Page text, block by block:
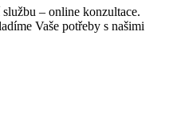
– online konzultace.
Vaše potřeby s našimi